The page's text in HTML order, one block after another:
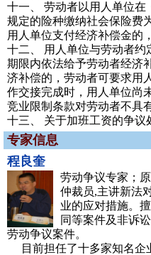
十一、 劳动者以用人单位
规定的险种缴纳社会保险费
用人单位支付经济补偿金的
十二、 用人单位与劳动者约
期限内依法给予劳动者经济
济补偿的，劳动者可要求用
作交接完成时，用人单位尚
竞业限制条款对劳动者不具
十三、 关于加班工资的争议
专家信息
程良奎
劳动争议专家；
仲裁员,主讲新法
业的应对措施。
同等案件及非诉
劳动争议案件。
目前担任了十多家知名企